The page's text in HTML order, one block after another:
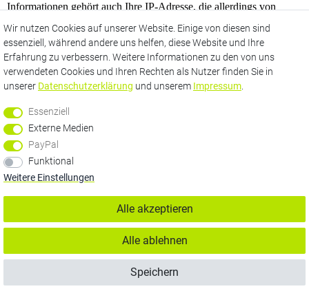
Informationen gehört auch Ihre IP-Adresse, die allerdings von
Google um die letzten Ziffern gekürzt wird, um eine direkte
Personenbeziehbarkeit auszuschließen.
Die Informationen werden an Server von Google übertragen und
dort weiterverarbeitet. Dabei sind auch Übermittlungen an Google
Google nutzt die erhobenen Informationen in unserem Auftrag, um
Ihre Nutzung der Website auszuwerten, Reports über die
Websiteaktivitäten für uns zusammenzustellen und um weitere mit
der Websitenutzung und der Internetnutzung verbundene
Dienstleistungen zu erbringen. Die im Rahmen von Google
Analytics von Ihrem Browser übermittelte und gekürzte IP-Adresse
wird nicht mit anderen Daten von Google zusammengeführt. Die
im Rahmen der Nutzung von Google (Universal) Analytics
erhobenen Daten werden für die Dauer von zwei Monaten
gespeichert und anschließend gelöscht.
Wir nutzen Cookies auf unserer Website. Einige von diesen sind
essenziell, während andere uns helfen, diese Website und Ihre
Erfahrung zu verbessern. Weitere Informationen zu den von uns
verwendeten Cookies und Ihren Rechten als Nutzer finden Sie in
unserer Daten­schutz­erklärung und unserem Impressum
Essenziell
Externe Medien
PayPal
Funktional
Weitere Einstellungen
Alle akzeptieren
Alle ablehnen
Speichern